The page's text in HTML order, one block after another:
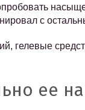
с
гелевые
ее